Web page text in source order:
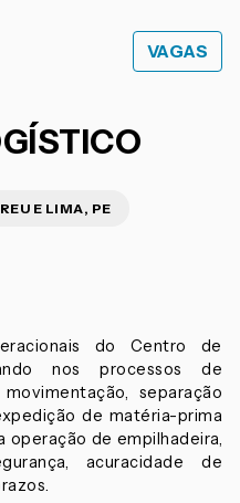
VAGAS
E LIMA, PE
do Centro de
nos processos de
separação
de matéria-prima
operação de empilhadeira,
acuracidade de